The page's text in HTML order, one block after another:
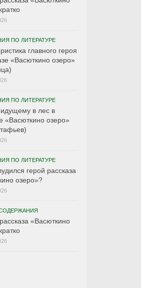
ПО ЛИТЕРАТУРЕ
главного героя
«Васюткино озеро»
ПО ЛИТЕРАТУРЕ
в лес в
«Васюткино озеро»
ПО ЛИТЕРАТУРЕ
герой рассказа
озеро»?
СОДЕРЖАНИЯ
«Васюткино